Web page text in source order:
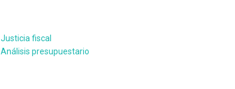
Justicia fiscal
Análisis presupuestario